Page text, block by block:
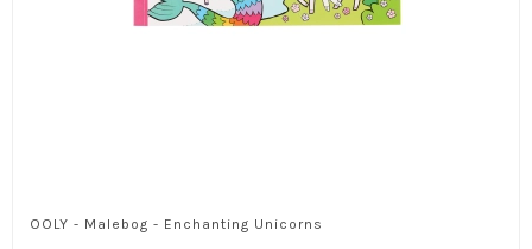
OOLY - Malebog - Enchanting Unicorns